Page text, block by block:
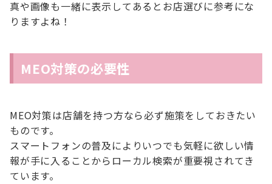
真や画像も一緒に表示してあるとお店選びに参考にな
りますよね！
MEO対策の必要性
MEO対策は店舗を持つ方なら必ず施策をしておきたい
ものです。
スマートフォンの普及によりいつでも気軽に欲しい情
報が手に入ることからローカル検索が重要視されてき
ています。